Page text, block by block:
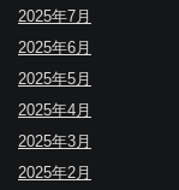
2025年7月
2025年6月
2025年5月
2025年4月
2025年3月
2025年2月